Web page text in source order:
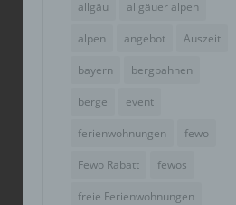
allgäu allgäuer alpen
alpen angebot Auszeit
bayern bergbahnen
berge event
ferienwohnungen fewo
Fewo Rabatt fewos
freie Ferienwohnungen